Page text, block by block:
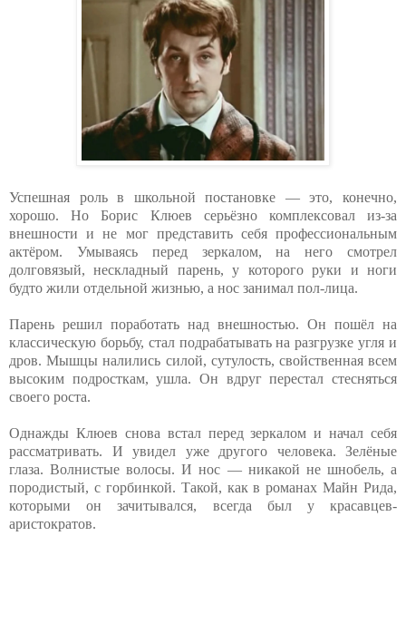
Успешная роль в школьной постановке — это, конечно,
хорошо. Но Борис Клюев серьёзно комплексовал из-за
внешности и не мог представить себя профессиональным
актёром. Умываясь перед зеркалом, на него смотрел
долговязый, нескладный парень, у которого руки и ноги
будто жили отдельной жизнью, а нос занимал пол-лица.
Парень решил поработать над внешностью. Он пошёл на
классическую борьбу, стал подрабатывать на разгрузке угля и
дров. Мышцы налились силой, сутулость, свойственная всем
высоким подросткам, ушла. Он вдруг перестал стесняться
своего роста.
Однажды Клюев снова встал перед зеркалом и начал себя
рассматривать. И увидел уже другого человека. Зелёные
глаза. Волнистые волосы. И нос — никакой не шнобель, а
породистый, с горбинкой. Такой, как в романах Майн Рида,
которыми он зачитывался, всегда был у красавцев-
аристократов.